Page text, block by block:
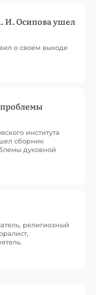
И. Осипова ушел
о своем выходе
института
сборник
духовной
религиозный